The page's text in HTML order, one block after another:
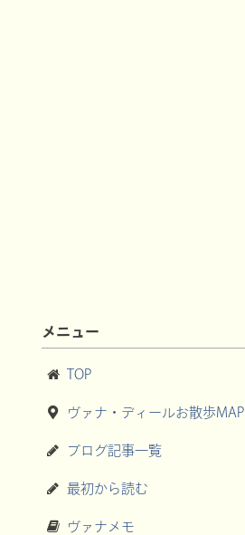
メニュー
TOP
ヴァナ・ディールお散歩MAP
ブログ記事一覧
最初から読む
ヴァナメモ